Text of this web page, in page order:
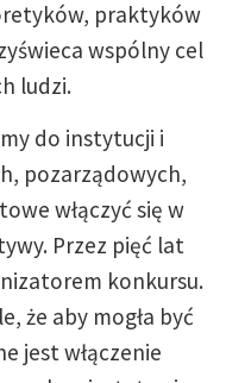
praktyków
wspólny cel
ludzi.
do instytucji i
pozarządowych,
włączyć się w
Przez pięć lat
konkursu.
że aby mogła być
jest włączenie